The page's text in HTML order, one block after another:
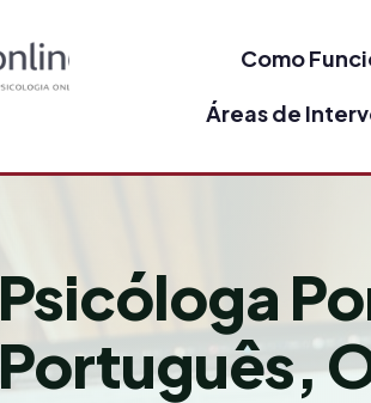
Como
Áreas de
Psicóloga
Português,